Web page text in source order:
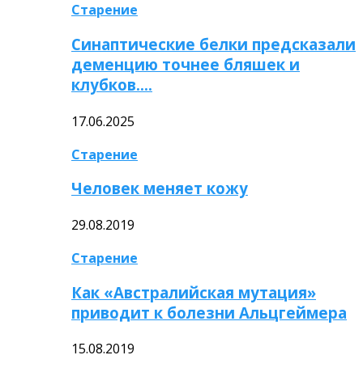
Старение
Синаптические белки предсказали
деменцию точнее бляшек и
клубков….
17.06.2025
Старение
Человек меняет кожу
29.08.2019
Старение
Как «Австралийская мутация»
приводит к болезни Альцгеймера
15.08.2019